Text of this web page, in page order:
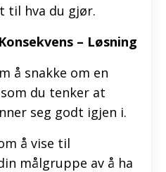
til hva du gjør.
– Løsning
å snakke om en
du tenker at
seg godt igjen i.
å vise til
målgruppe av å ha